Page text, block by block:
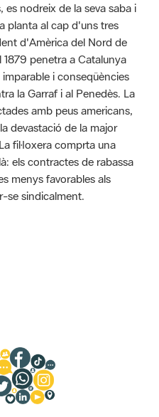
es nodreix de la seva saba i
planta al cap d'uns tres
d'Amèrica del Nord de
penetra a Catalunya
i conseqüències
la Garraf i al Penedès. La
amb peus americans,
devastació de la major
fil·loxera comprta una
els contractes de rabassa
menys favorables als
se sindicalment.
de les valoracions és de 0